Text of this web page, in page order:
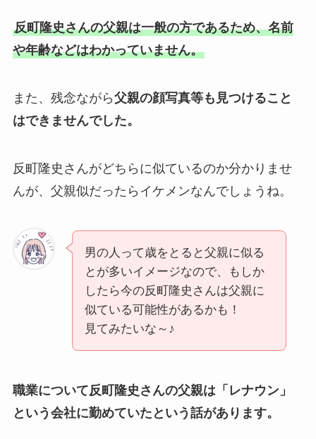
反町隆史さんの父親は一般の方であるため、名前
や年齢などはわかっていません。
また、残念ながら父親の顔写真等も見つけること
はできませんでした。
反町隆史さんがどちらに似ているのか分かりませ
んが、父親似だったらイケメンなんでしょうね。
男の人って歳をとると父親に似る
とが多いイメージなので、もしか
したら今の反町隆史さんは父親に
似ている可能性があるかも！
見てみたいな～♪
職業について反町隆史さんの父親は「レナウン」
という会社に勤めていたという話があります。